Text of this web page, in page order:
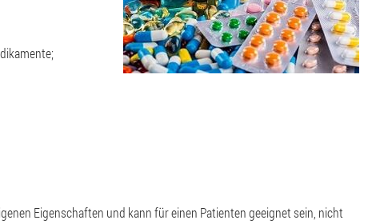
Eigenschaften und kann für einen Patienten geeignet sein, nicht